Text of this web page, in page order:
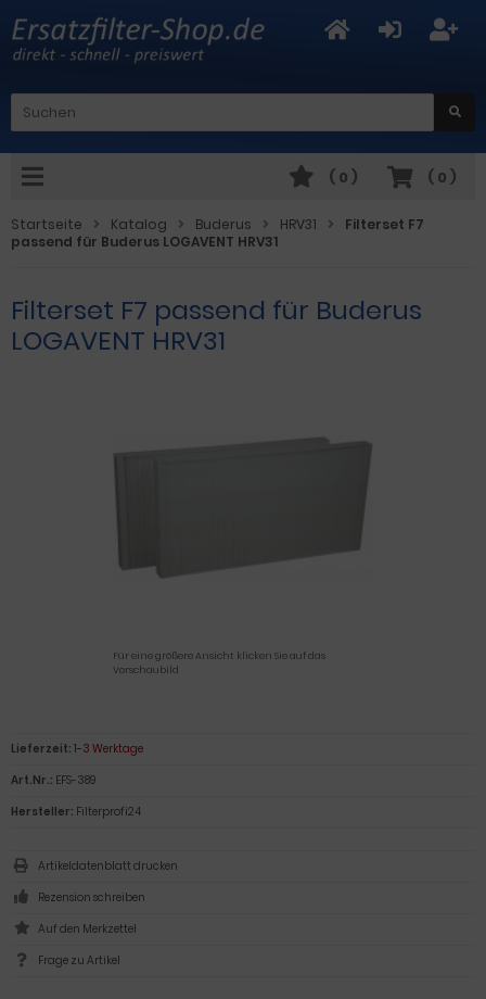
( 0 )
( 0 )
Startseite Katalog Buderus HRV31
Filterset F7
passend für Buderus LOGAVENT HRV31
Filterset F7 passend für Buderus
LOGAVENT HRV31
Für eine größere Ansicht klicken Sie auf das
Vorschaubild
Lieferzeit: 1-3 Werktage
Art.Nr.: EFS-389
Hersteller: Filterprofi24
Artikeldatenblatt drucken
Rezension schreiben
Frage zu Artikel